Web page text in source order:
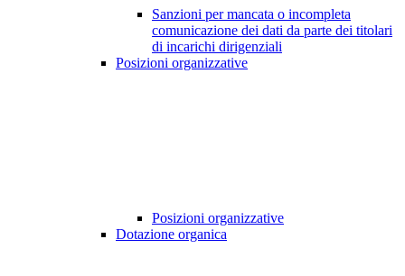
Sanzioni per mancata o incompleta
comunicazione dei dati da parte dei titolari
di incarichi dirigenziali
Posizioni organizzative
Posizioni organizzative
Dotazione organica